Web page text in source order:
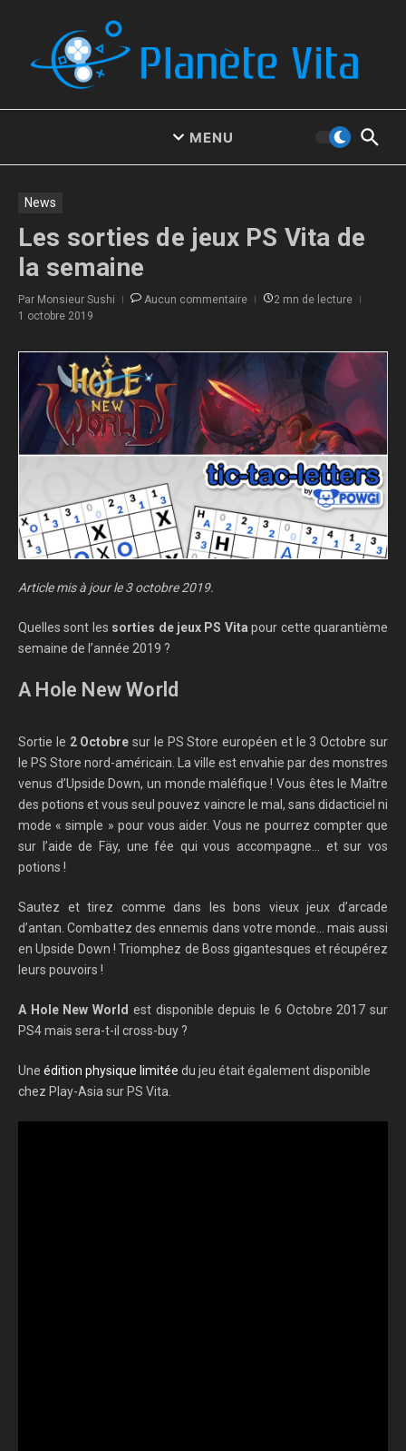
MENU
News
Les sorties de jeux PS Vita de
la semaine
Par Monsieur Sushi Aucun commentaire
2 mn de lecture
1 octobre 2019
Article mis à jour le 3 octobre 2019.
Quelles sont les sorties de jeux PS Vita pour cette quarantième
semaine de l’année 2019 ?
A Hole New World
Sortie le 2 Octobre sur le PS Store européen et le 3 Octobre sur
le PS Store nord-américain. La ville est envahie par des monstres
venus d’Upside Down, un monde maléfique ! Vous êtes le Maître
des potions et vous seul pouvez vaincre le mal, sans didacticiel ni
mode « simple » pour vous aider. Vous ne pourrez compter que
sur l’aide de Fäy, une fée qui vous accompagne… et sur vos
potions !
Sautez et tirez comme dans les bons vieux jeux d’arcade
d’antan. Combattez des ennemis dans votre monde… mais aussi
en Upside Down ! Triomphez de Boss gigantesques et récupérez
leurs pouvoirs !
A Hole New World est disponible depuis le 6 Octobre 2017 sur
PS4 mais sera-t-il cross-buy ?
Une édition physique limitée du jeu était également disponible
chez Play-Asia sur PS Vita.